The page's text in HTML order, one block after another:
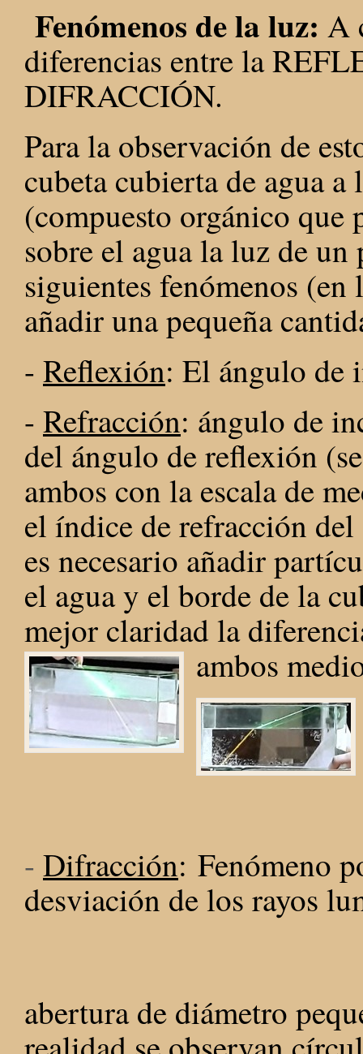
Fenómenos de la luz: A
diferencias entre la
DIFRACCIÓN.
Para la observación de
cubeta cubierta de agua
(compuesto orgánico
sobre el agua la luz de un
siguientes fenómenos (en
añadir una pequeña
- Reflexión: El ángulo de
- Refracción: ángulo de
del ángulo de reflexión
ambos con la escala de
el índice de refracción del
es necesario añadir
el agua y el borde de la
mejor claridad la
ambos
- Difracción: Fenómeno
desviación de los rayos
abertura de